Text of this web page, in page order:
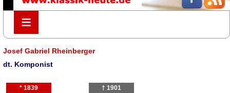
≡
≡
Josef Gabriel Rheinberger
dt. Komponist
* 1839 † 1901